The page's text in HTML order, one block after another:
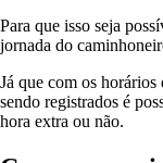
Para que isso seja
jornada do
Já que com os horários
sendo registrados é
hora extra ou não.